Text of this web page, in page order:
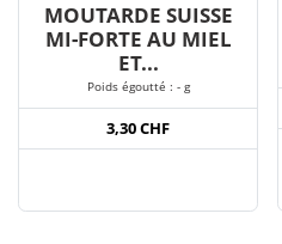
MOUTARDE SUISSE
MI-FORTE AU MIEL
ET...
Poids égoutté : - g
3,30 CHF